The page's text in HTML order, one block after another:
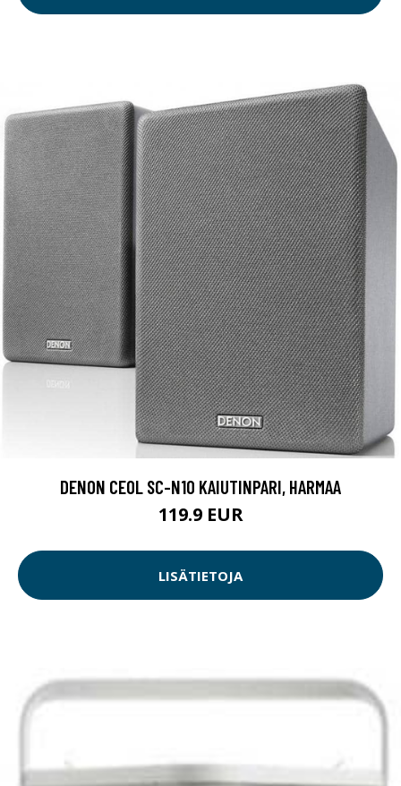
DENON CEOL SC-N10 KAIUTINPARI, HARMAA
119.9 EUR
LISÄTIETOJA